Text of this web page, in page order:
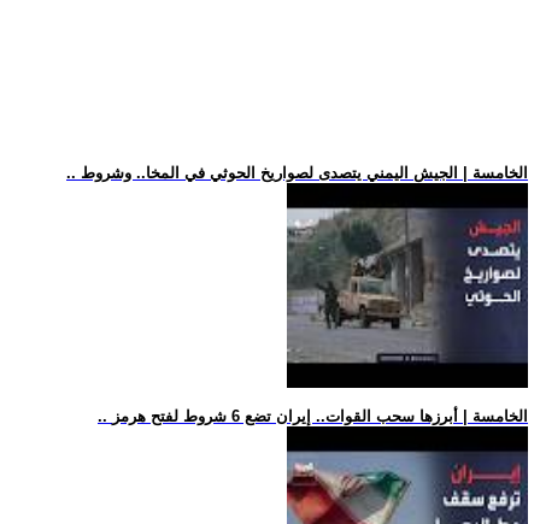
.. الخامسة | الجيش اليمني يتصدى لصواريخ الحوثي في المخا.. وشروط
.. الخامسة | أبرزها سحب القوات.. إيران تضع 6 شروط لفتح هرمز